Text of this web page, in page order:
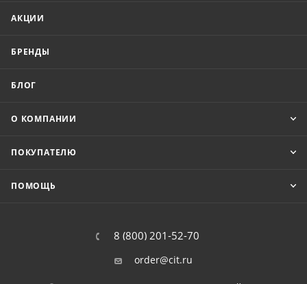
АКЦИИ
БРЕНДЫ
БЛОГ
О КОМПАНИИ
ПОКУПАТЕЛЮ
ПОМОЩЬ
8 (800) 201-52-70
order@cit.ru